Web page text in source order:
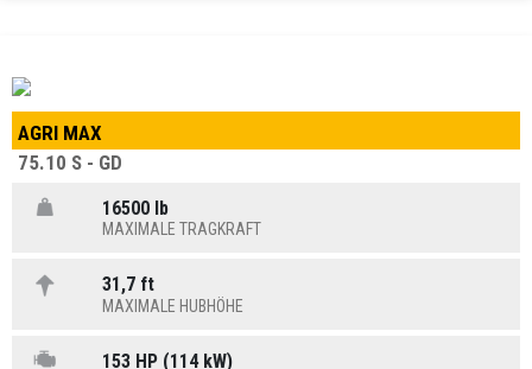
AGRI MAX
75.10 S - GD
16500 lb
MAXIMALE TRAGKRAFT
31,7 ft
MAXIMALE HUBHÖHE
153 HP (114 kW)